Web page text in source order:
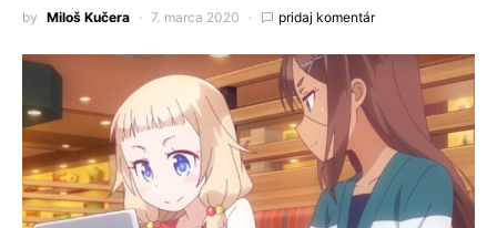
by Miloš Kučera 7. marca 2020 pridaj komentár